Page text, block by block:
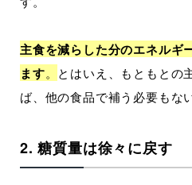
主食を減らした分のエネルギ
ます。 とはいえ、もともとの
ば、他の食品で補う必要もな
2. 糖質量は徐々に戻す